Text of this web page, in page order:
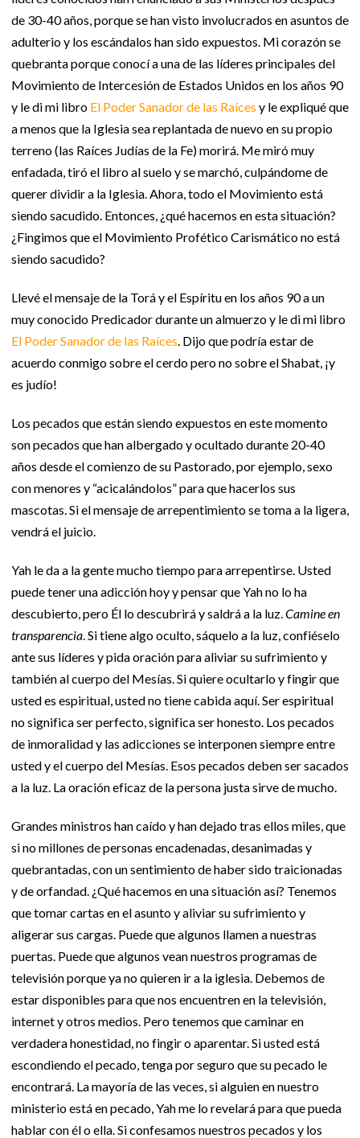
de 30-40 años, porque se han visto involucrados en asuntos de
adulterio y los escándalos han sido expuestos. Mi corazón se
quebranta porque conocí a una de las líderes principales del
Movimiento de Intercesión de Estados Unidos en los años 90
y le di mi libro El Poder Sanador de las Raíces y le expliqué que
a menos que la Iglesia sea replantada de nuevo en su propio
terreno (las Raíces Judías de la Fe) morirá. Me miró muy
enfadada, tiró el libro al suelo y se marchó, culpándome de
querer dividir a la Iglesia. Ahora, todo el Movimiento está
siendo sacudido. Entonces, ¿qué hacemos en esta situación?
¿Fingimos que el Movimiento Profético Carismático no está
siendo sacudido?
Llevé el mensaje de la Torá y el Espíritu en los años 90 a un
muy conocido Predicador durante un almuerzo y le di mi libro
El Poder Sanador de las Raíces. Dijo que podría estar de
acuerdo conmigo sobre el cerdo pero no sobre el Shabat, ¡y
es judío!
Los pecados que están siendo expuestos en este momento
son pecados que han albergado y ocultado durante 20-40
años desde el comienzo de su Pastorado, por ejemplo, sexo
con menores y “acicalándolos” para que hacerlos sus
mascotas. Si el mensaje de arrepentimiento se toma a la ligera,
vendrá el juicio.
Yah le da a la gente mucho tiempo para arrepentirse. Usted
puede tener una adicción hoy y pensar que Yah no lo ha
descubierto, pero Él lo descubrirá y saldrá a la luz.Camine en
transparencia. Si tiene algo oculto, sáquelo a la luz, confiéselo
ante sus líderes y pida oración para aliviar su sufrimiento y
también al cuerpo del Mesías. Si quiere ocultarlo y fingir que
usted es espiritual, usted no tiene cabida aquí. Ser espiritual
no significa ser perfecto, significa ser honesto. Los pecados
de inmoralidad y las adicciones se interponen siempre entre
usted y el cuerpo del Mesías. Esos pecados deben ser sacados
a la luz. La oración eficaz de la persona justa sirve de mucho.
Grandes ministros han caído y han dejado tras ellos miles, que
si no millones de personas encadenadas, desanimadas y
quebrantadas, con un sentimiento de haber sido traicionadas
y de orfandad. ¿Qué hacemos en una situación así? Tenemos
que tomar cartas en el asunto y aliviar su sufrimiento y
aligerar sus cargas. Puede que algunos llamen a nuestras
puertas. Puede que algunos vean nuestros programas de
televisión porque ya no quieren ir a la iglesia. Debemos de
estar disponibles para que nos encuentren en la televisión,
internet y otros medios. Pero tenemos que caminar en
verdadera honestidad, no fingir o aparentar. Si usted está
escondiendo el pecado, tenga por seguro que su pecado le
encontrará. La mayoría de las veces, si alguien en nuestro
ministerio está en pecado, Yah me lo revelará para que pueda
hablar con él o ella. Si confesamos nuestros pecados y los